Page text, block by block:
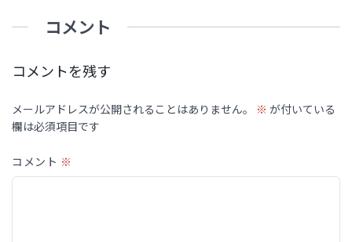
コメント
コメントを残す
メールアドレスが公開されることはありません。 ※ が付いている
欄は必須項目です
コメント ※